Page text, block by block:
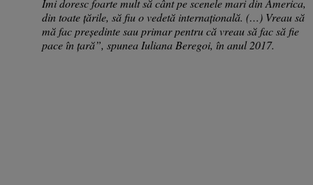
Îmi doresc foarte mult să cânt pe scenele mari din America,
din toate țările, să fiu o vedetă internațională. (…) Vreau să
mă fac președinte sau primar pentru că vreau să fac să fie
pace în țară”, spunea Iuliana Beregoi, în anul 2017.